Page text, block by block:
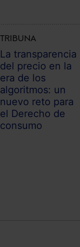
TRIBUNA
La transparencia
del precio en la
era de los
algoritmos: un
nuevo reto para
el Derecho de
consumo